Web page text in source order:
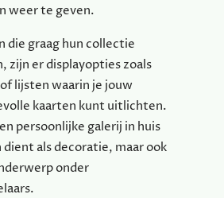
weer te geven.
die graag hun collectie
zijn er displayopties zoals
lijsten waarin je jouw
kaarten kunt uitlichten.
persoonlijke galerij in huis
als decoratie, maar ook
onder